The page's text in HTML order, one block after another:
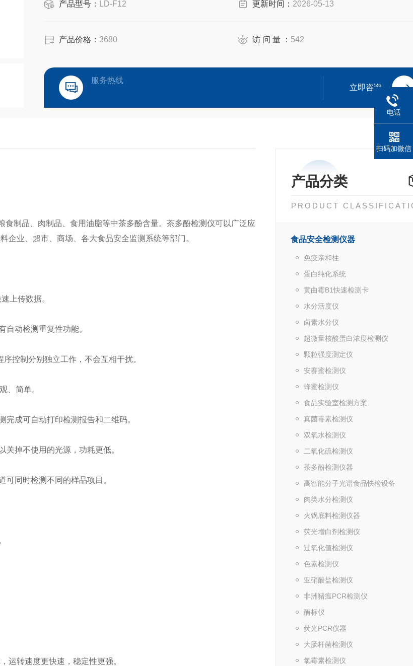
产品型号： LD-F12 更新时间： 2026-05-13
产品价格： 3680 访 问 量 ： 542
服务热线
立即咨询
产品分类
PRODUCT
食品安全检测仪器
免疫亲和柱
蛋白纯化系统
黄曲霉B1快速检测卡
水分活度仪
卤素水分仪
超微量核酸蛋白浓度检测仪
颗粒强度测定仪
安赛蜜检测仪
蜂蜜检测仪
食品实验室检测方案
真菌毒素检测仪
双氧水检测仪
二氧化硫检测仪
茶多酚检测仪器
高智能分子光谱食品快检设备
肉类水分检测仪
火锅底料检测仪器
荧光增白剂检测仪
过氧化值检测仪
色素检测仪
亚硝酸盐检测仪
非洲猪瘟PCR检测仪
酶标仪
荧光PCR仪器
大肠杆菌检测仪
氯霉素检测仪
制品、肉制品、食用油脂等中茶多酚含量。茶多酚检测仪可以广泛应
企业、超市、商场、各大食品安全监测系统等部门。
上传数据。
动检测重复性功能。
控制分别独立工作，不会互相干扰。
、简单。
成可自动打印检测报告和二维码。
掉不使用的光源，功耗更低。
同时检测不同的样品项目。
转速度更快速，稳定性更强。
电话
扫码加微信